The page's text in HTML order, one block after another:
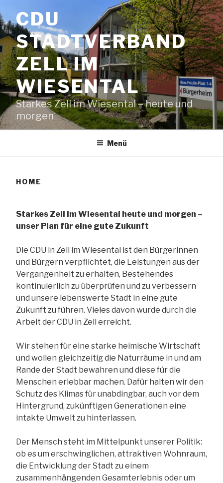
Inhalt
springenCDU
STADTVERBAND
ZELL IM
WIESENTAL
Starkes Zell im Wiesental – heute und
morgen
Menü
HOME
Starkes Zell im Wiesental heute und morgen –
unser Plan für eine gute Zukunft
Die CDU in Zell im Wiesental ist den Bürgerinnen
und Bürgern verpflichtet, die Leistungen aus der
Vergangenheit zu erhalten, Bestehendes
kontinuierlich zu überprüfen und zu verbessern
und unsere lebenswerte Stadt in eine gute
Zukunft zu führen. Vieles davon wurde durch die
Arbeit der CDU in Zell erreicht.
Wir stehen für eine starke heimische Wirtschaft
und wollen gleichzeitig die Naturräume in und am
Rande der Stadt bewahren und diese für die
Menschen erlebbar machen. Dafür halten wir den
Schutz des Klimas für unabdingbar, auch vor dem
Hintergrund, zukünftigen Generationen eine
intakte Umwelt zu hinterlassen.
Der Mensch steht im Mittelpunkt unserer Politik:
ob es um erschwinglichen, attraktiven Wohnraum,
die Entwicklung der Stadt zu einem
zusammenhängenden Gesamterlebnis oder um